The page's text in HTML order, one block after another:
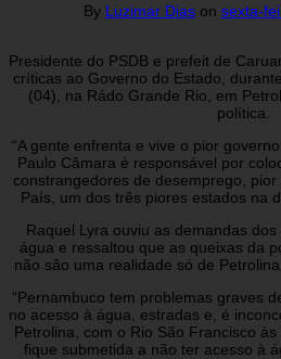
By Luzimar Dias on sexta-
Presidente do PSDB e prefeit de
críticas ao Governo do Estado,
(04), na Rádo Grande Rio, em
política.
“A gente enfrenta e vive o pior
Paulo Câmara é responsável por
constrangedores de desemprego,
País, um dos três piores estados na
Raquel Lyra ouviu as demandas
água e ressaltou que as queixas da
não são uma realidade só de
“Pernambuco tem problemas graves
no acesso à água, estradas e, é
Petrolina, com o Rio São Francisco
fique submetida a não ter acesso à